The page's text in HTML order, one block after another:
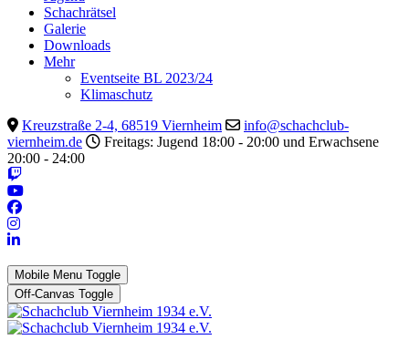
Schachrätsel
Galerie
Downloads
Mehr
Eventseite BL 2023/24
Klimaschutz
Kreuzstraße 2-4, 68519 Viernheim
info@schachclub-
viernheim.de
Freitags: Jugend 18:00 - 20:00 und Erwachsene
20:00 - 24:00
Mobile Menu Toggle
Off-Canvas Toggle